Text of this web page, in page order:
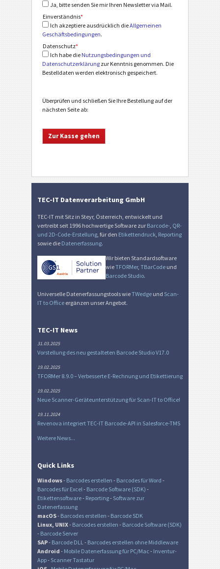
Ja, bitte senden Sie mir Ihren Newsletter via Mail.
Einverständnis*
Ich akzeptiere ausdrücklich dieAllgemeinen
Geschäftsbedingungen.
Datenschutz*
Ich habe die Nutzungsbedingungen und
Datenschutzerklärungzur Kenntnis genommen. Die
Bestelldaten werden elektronisch gespeichert.
Überprüfen und schließen Sie Ihre Bestellung auf der
nächsten Seite ab:
TEC-IT Datenverarbeitung GmbH
TEC-IT mit Sitz in Steyr, Österreich, entwickelt und
vertreibt seit 1996 hochwertige Software zur Barcode- QR-
und 2D-Code-Erstellung , für den Etikettendruck Reporting
sowie die Datenerfassung.
Wir bieten Standardsoftware
wieTFORMer,TBarCode und
Barcode Studio.
Universelle Datenerfassungstools wieTWedge und Scan-
IT to Office ergänzen unser Angebot.
TEC-IT News
31.03.2025
Vorstellung des neu gestalteten Barcode Studio V17.0
19.02.2025
TFORMer 8.9.0 – Verbesserte E-Rechnung und Etikettierung
19.02.2025
Neue Scanner-Geräteunterstützung für Scan-IT to Office!
19.11.2024
Revenova integriert TEC-IT Barcode-API in Salesforce-TMS
Weitere News...
Quick Links
Windows- Barcodes erstellen - Barcodes für Word -
Barcodes für Excel - Barcode Software (SDK) -
Etikettensoftware- Reporting- Software zur
Datenerfassung
macOS- Barcodes erstellen - Barcode SDK
Linux, UNIX- Barcodes erstellen - Barcode Software (SDK)
- Barcode Server
SAP- Barcode DLL - Barcodes erstellen ohne Middleware
Android - Mobile Datenerfassung für PC/Mac - Inventur-
App- Scanner Tastatur